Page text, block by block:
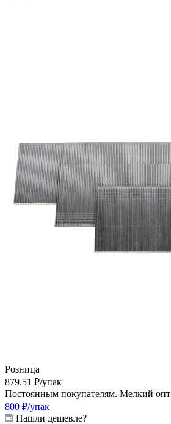
Розница
879.51 ₽/упак
Постоянным покупателям. Мелкий опт
800 ₽/упак
Нашли дешевле?